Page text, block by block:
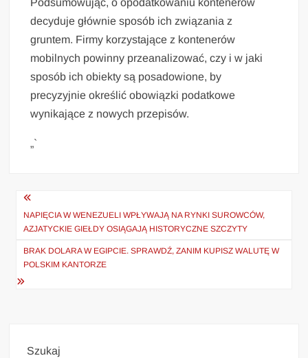
Podsumowując, o opodatkowaniu kontenerów
decyduje głównie sposób ich związania z
gruntem. Firmy korzystające z kontenerów
mobilnych powinny przeanalizować, czy i w jaki
sposób ich obiekty są posadowione, by
precyzyjnie określić obowiązki podatkowe
wynikające z nowych przepisów.
„`
Nawigacja
wpisu
NAPIĘCIA W WENEZUELI WPŁYWAJĄ NA RYNKI SUROWCÓW,
AZJATYCKIE GIEŁDY OSIĄGAJĄ HISTORYCZNE SZCZYTY
BRAK DOLARA W EGIPCIE. SPRAWDŹ, ZANIM KUPISZ WALUTĘ W
POLSKIM KANTORZE
Szukaj